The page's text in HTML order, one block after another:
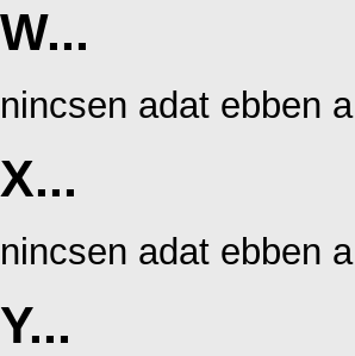
W...
nincsen adat ebben
X...
nincsen adat ebben
Y...